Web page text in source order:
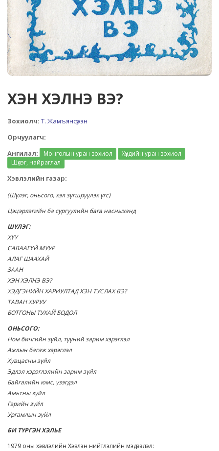
ХЭН ХЭЛНЭ ВЭ?
Зохиолч: Т. Жамъянсүрэн
Орчуулагч:
Ангилал:
Монголын уран зохиол
Хүүхдийн уран зохиол
Шүлэг, найраглал
Хэвлэлийн газар:
(Шүлэг, оньсого, хэл зүгшрүүлэх үгс)
Цэцэрлэгийн ба сургуулийн бага насныханд
ШҮЛЭГ:
ХҮҮ
САВААГҮЙ МУУР
АЛАГ ШААХАЙ
ЗААН
ХЭН ХЭЛНЭ ВЭ?
ХЭДГЭНИЙН ХАРИУЛТАД ХЭН ТУСЛАХ ВЭ?
ТАВАН ХУРУУ
БОТГОНЫ ТУХАЙ БОДОЛ
ОНЬСОГО:
Ном бичгийн зүйл, түүний зарим хэрэглэл
Ажлын багаж хэрэглэл
Хувцасны зүйл
Эдлэл хэрэглэлийн зарим зүйл
Байгалийн юмс, үзэгдэл
Амьтны зүйл
Гэрийн зүйл
Ургамлын зүйл
БИ ТҮРГЭН ХЭЛЬЕ
1979 оны хэвлэлийн Хэвлэн нийтлэлийн мэдээлэл: